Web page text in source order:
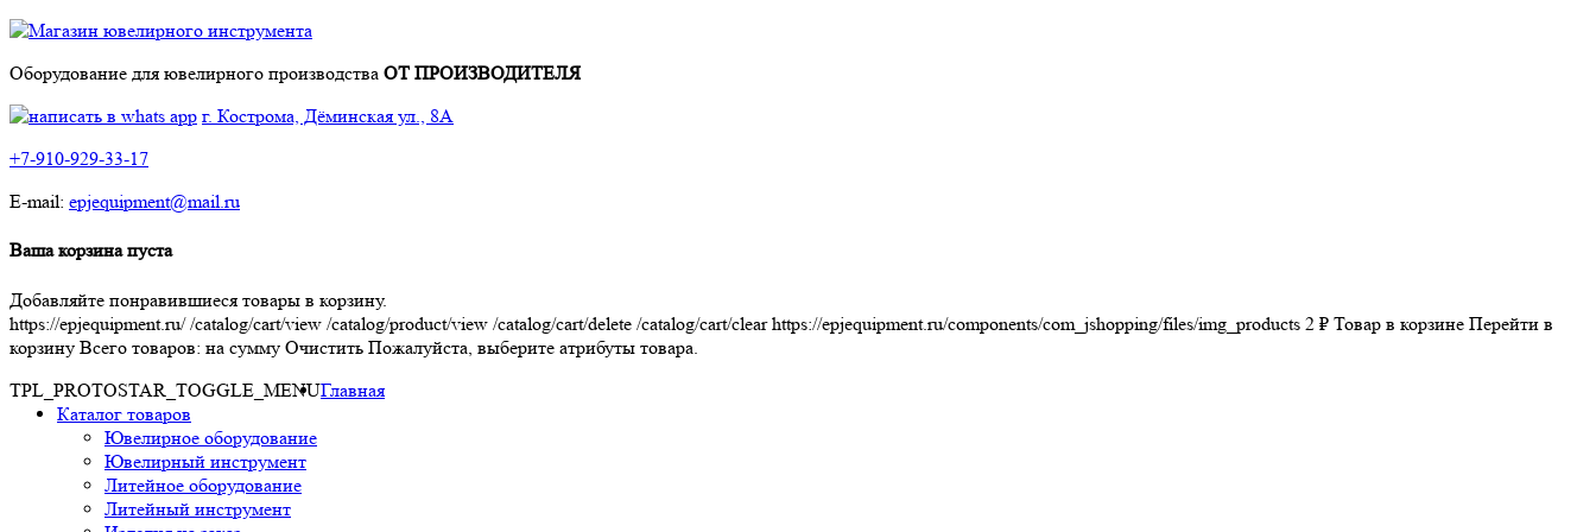
Оборудование для ювелирного производства ОТ ПРОИЗВОДИТЕЛЯ
г. Кострома, Дёминская ул., 8А
+7-910-929-33-17
E-mail: epjequipment@mail.ru
Ваша корзина пуста
Добавляйте понравившиеся товары в корзину.
https://epjequipment.ru/ /catalog/cart/view /catalog/product/view /catalog/cart/delete /catalog/cart/clear https://epjequipment.ru/components/com_jshopping/files/img_products 2 ₽ Товар в корзине Перейти в
корзину Всего товаров: на сумму Очистить Пожалуйста, выберите атрибуты товара.
TPL_PROTOSTAR_TOGGLE_MENUГлавная
Каталог товаров
Ювелирное оборудование
Ювелирный инструмент
Литейное оборудование
Литейный инструмент